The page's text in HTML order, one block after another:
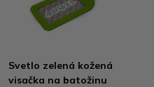
Svetlo zelená kožená
visačka na batožinu